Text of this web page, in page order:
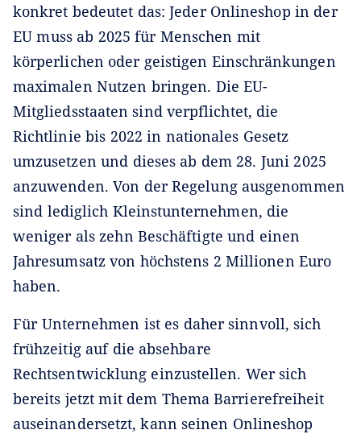
konkret bedeutet das: Jeder Onlineshop in der
EU muss ab 2025 für Menschen mit
körperlichen oder geistigen Einschränkungen
maximalen Nutzen bringen. Die EU-
Mitgliedsstaaten sind verpflichtet, die
Richtlinie bis 2022 in nationales Gesetz
umzusetzen und dieses ab dem 28. Juni 2025
anzuwenden. Von der Regelung ausgenommen
sind lediglich Kleinstunternehmen, die
weniger als zehn Beschäftigte und einen
Jahresumsatz von höchstens 2 Millionen Euro
haben.
Für Unternehmen ist es daher sinnvoll, sich
frühzeitig auf die absehbare
Rechtsentwicklung einzustellen. Wer sich
bereits jetzt mit dem Thema Barrierefreiheit
auseinandersetzt, kann seinen Onlineshop